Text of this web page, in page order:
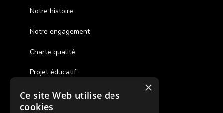
Notre histoire
Notre engagement
Charte qualité
Projet éducatif
Des colonies de vacances inclusives
×
Ce site Web utilise des
cookies